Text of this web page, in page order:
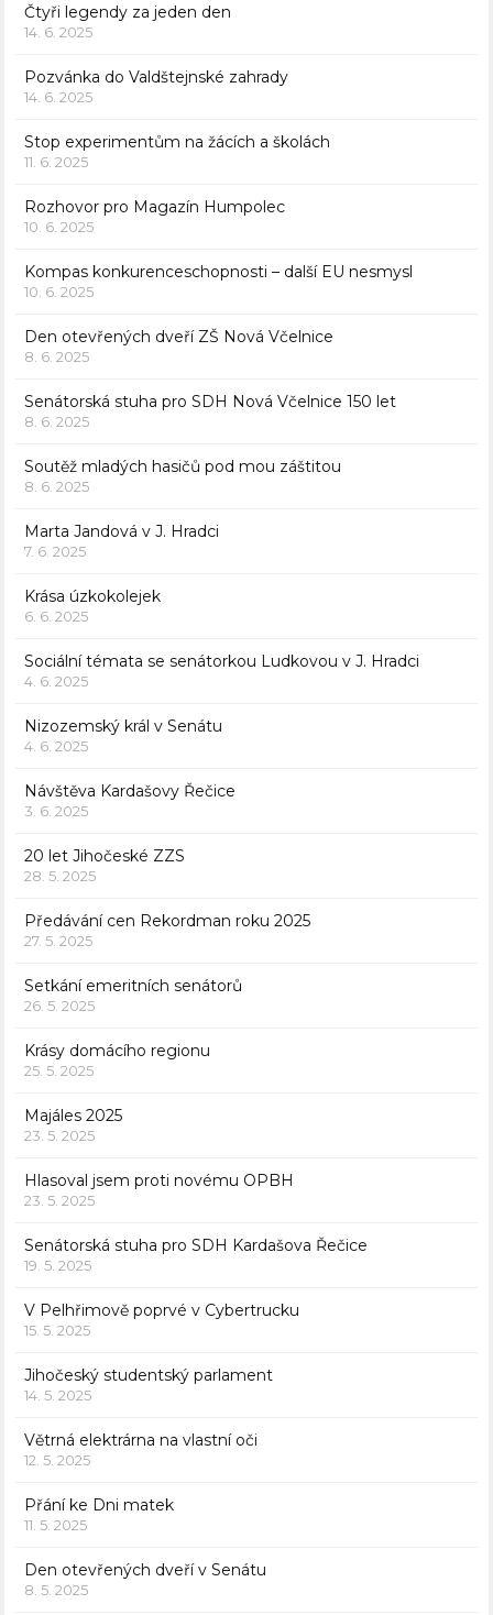
Čtyři legendy za jeden den
14. 6. 2025
Pozvánka do Valdštejnské zahrady
14. 6. 2025
Stop experimentům na žácích a školách
11. 6. 2025
Rozhovor pro Magazín Humpolec
10. 6. 2025
Kompas konkurenceschopnosti – další EU nesmysl
10. 6. 2025
Den otevřených dveří ZŠ Nová Včelnice
8. 6. 2025
Senátorská stuha pro SDH Nová Včelnice 150 let
8. 6. 2025
Soutěž mladých hasičů pod mou záštitou
8. 6. 2025
Marta Jandová v J. Hradci
7. 6. 2025
Krása úzkokolejek
6. 6. 2025
Sociální témata se senátorkou Ludkovou v J. Hradci
4. 6. 2025
Nizozemský král v Senátu
4. 6. 2025
Návštěva Kardašovy Řečice
3. 6. 2025
20 let Jihočeské ZZS
28. 5. 2025
Předávání cen Rekordman roku 2025
27. 5. 2025
Setkání emeritních senátorů
26. 5. 2025
Krásy domácího regionu
25. 5. 2025
Majáles 2025
23. 5. 2025
Hlasoval jsem proti novému OPBH
23. 5. 2025
Senátorská stuha pro SDH Kardašova Řečice
19. 5. 2025
V Pelhřimově poprvé v Cybertrucku
15. 5. 2025
Jihočeský studentský parlament
14. 5. 2025
Větrná elektrárna na vlastní oči
12. 5. 2025
Přání ke Dni matek
11. 5. 2025
Den otevřených dveří v Senátu
8. 5. 2025